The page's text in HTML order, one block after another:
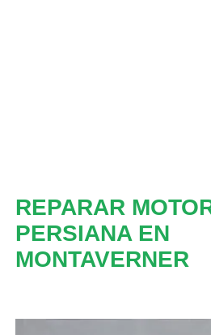
REPARAR
PERSIANA EN
MONTAVERNER